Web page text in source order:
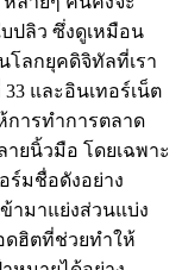
ปลิว ซึ่งดูเหมือน
โลกยุคดิจิทัลที่เรา
และอินเทอร์เน็ต
การทำการตลาด
ายนิ้วมือ โดยเฉพาะ
ร์มชื่อดังอย่าง
ข้ามาแย่งส่วนแบ่ง
ดฮิตที่ช่วยทำให้